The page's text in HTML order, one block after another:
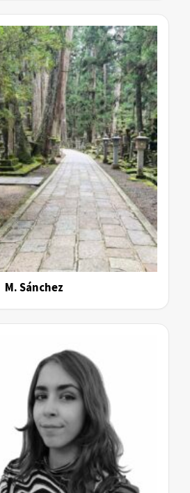
M. Sánchez